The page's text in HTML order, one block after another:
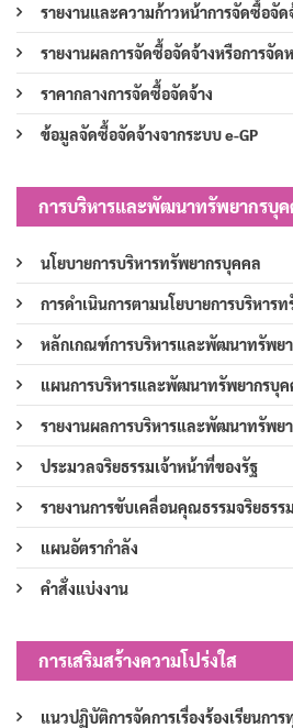
รายงานและความก้าวหน้าการจัดซื้อจั
รายงานผลการจัดซื้อจัดจ้างหรือการจั
ราคากลางการจัดซื้อจัดจ้าง
ข้อมูลจัดซื้อจัดจ้างจากระบบ e-GP
การบริหารและพัฒนาทรัพยากรบุ
นโยบายการบริหารทรัพยากรบุคคล
การดำเนินการตามนโยบายการบริหาร
หลักเกณฑ์การบริหารและพัฒนาทรัพย
แผนการบริหารและพัฒนาทรัพยากรบุ
รายงานผลการบริหารและพัฒนาทรัพย
ประมวลจริยธรรมเจ้าหน้าที่ของรัฐ
รายงานการขับเคลื่อนคุณธรรมจริยธรรม
แผนอัตรากำลัง
คำสั่งแบ่งงาน
การเสริมสร้างความโปร่งใส
แนวปฏิบัติการจัดการเรื่องร้องเรียนก